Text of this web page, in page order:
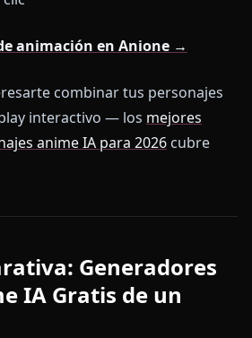
animación en Anione →
combinar tus personajes
interactivo — los mejores
anime IA para 2026 cubre
Generadores
IA Gratis de un